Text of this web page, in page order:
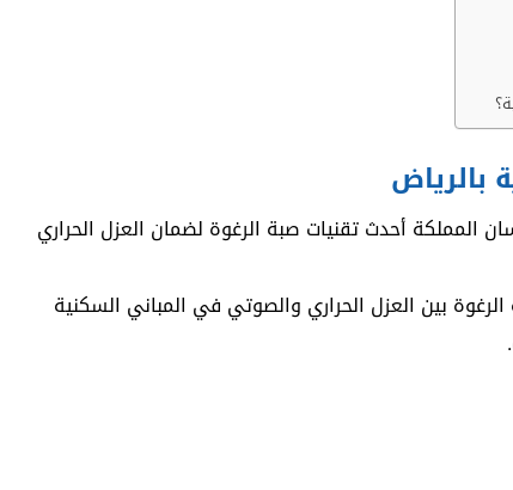
بالرياض
المملكة أحدث تقنيات صبة الرغوة لضمان العزل الحراري
بين العزل الحراري والصوتي في المباني السكنية